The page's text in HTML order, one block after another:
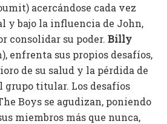
acercándose cada vez
y bajo la influencia de John,
consolidar su poder. Billy
enfrenta sus propios desafíos,
de su salud y la pérdida de
grupo titular. Los desafíos
Boys se agudizan, poniendo
miembros más que nunca,